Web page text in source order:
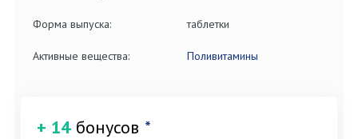
Форма выпуска: таблетки
Активные вещества: Поливитамины
+ 14 бонусов *